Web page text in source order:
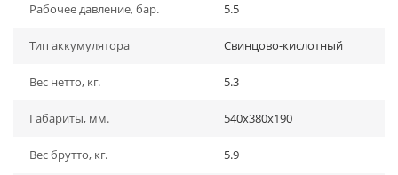
Рабочее давление, бар. 5.5
Тип аккумулятора Свинцово-кислотный
Вес нетто, кг. 5.3
Габариты, мм. 540х380х190
Вес брутто, кг. 5.9